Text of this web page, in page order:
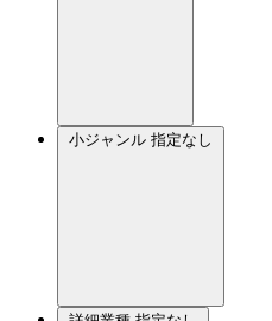
小ジャンル 指定なし